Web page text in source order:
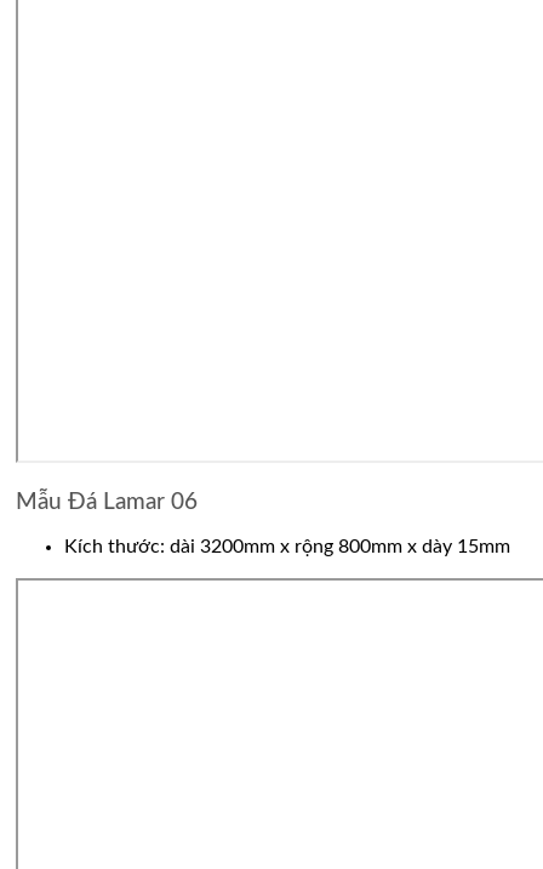
Mẫu Đá Lamar 06
Kích thước: dài 3200mm x rộng 800mm x dày 15mm